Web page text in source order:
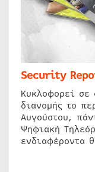
Security
Κυκλοφορεί σε
διανομής το
Αυγούστου,
Ψηφιακή
ενδιαφέροντα